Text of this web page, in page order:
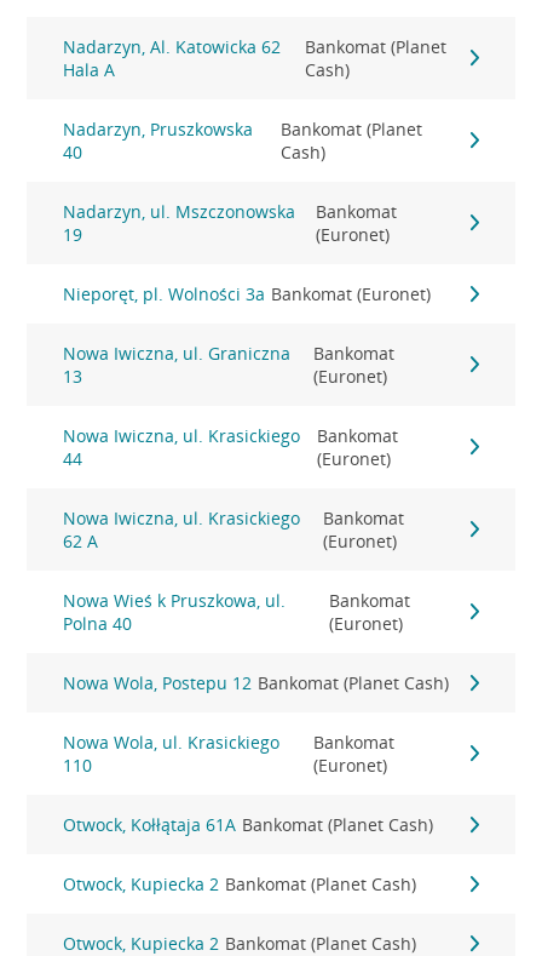
Nadarzyn, Al. Katowicka 62
Hala A
Bankomat (Planet
Cash)
Nadarzyn, Pruszkowska
40
Bankomat (Planet
Cash)
Nadarzyn, ul. Mszczonowska
19
Bankomat
(Euronet)
Nieporęt, pl. Wolności 3a Bankomat (Euronet)
Nowa Iwiczna, ul. Graniczna
13
Bankomat
(Euronet)
Nowa Iwiczna, ul. Krasickiego
44
Bankomat
(Euronet)
Nowa Iwiczna, ul. Krasickiego
62 A
Bankomat
(Euronet)
Nowa Wieś k Pruszkowa, ul.
Polna 40
Bankomat
(Euronet)
Nowa Wola, Postepu 12 Bankomat (Planet Cash)
Nowa Wola, ul. Krasickiego
110
Bankomat
(Euronet)
Otwock, Kołłątaja 61A Bankomat (Planet Cash)
Otwock, Kupiecka 2 Bankomat (Planet Cash)
Otwock, Kupiecka 2 Bankomat (Planet Cash)